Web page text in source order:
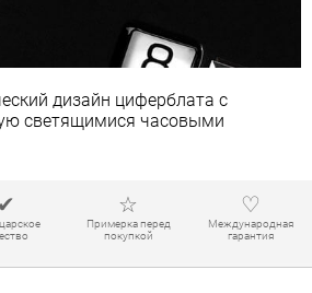
дизайн циферблата с
светящимися часовыми
✔ ☆
Примерка перед
покупкой
♡
Международная
гарантия